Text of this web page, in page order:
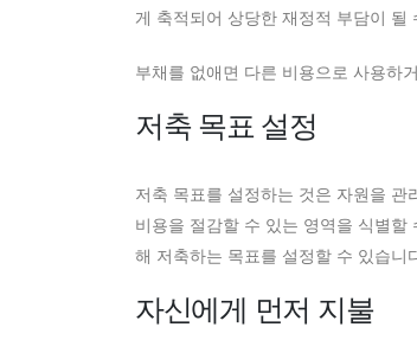
게 축적되어 상당한 재정적 부담이 될
부채를 없애면 다른 비용으로 사용하
저축 목표 설정
저축 목표를 설정하는 것은 자원을
비용을 절감할 수 있는 영역을 식별
해 저축하는 목표를 설정할 수 있습니
자신에게 먼저 지불